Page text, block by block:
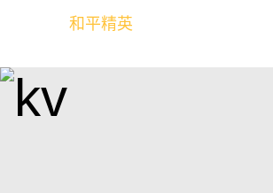
和平精英